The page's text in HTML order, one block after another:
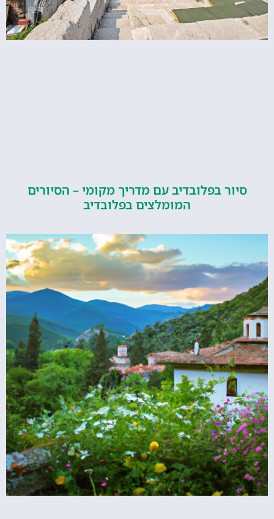
בפלובדיב עם מדריך מקומי – הסיורים
המומלצים בפלובדיב